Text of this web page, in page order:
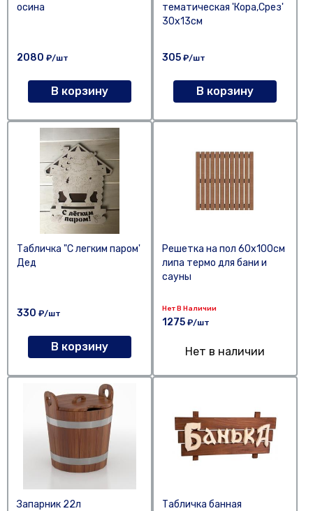
осина
2080 ₽/шт
В корзину
тематическая 'Кора,Срез'
30х13см
305 ₽/шт
В корзину
Табличка "С легким паром'
Дед
330 ₽/шт
В корзину
Решетка на пол 60х100см
липа термо для бани и
сауны
Нет В Наличии
1275 ₽/шт
Нет в наличии
Запарник 22л
Табличка банная